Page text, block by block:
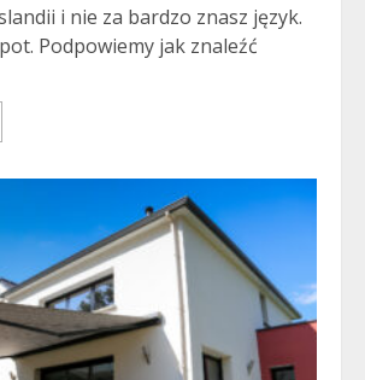
i nie za bardzo znasz język.
Podpowiemy jak znaleźć